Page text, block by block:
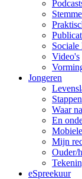
Sociale
Video's
Jongeren
Waar
En
Mijn
Ouder/
eSpreekuur